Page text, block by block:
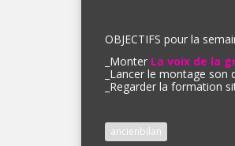
OBJECTIFS pour la
Monter La voix de la
Lancer le montage son
Regarder la formation
ancienbilan